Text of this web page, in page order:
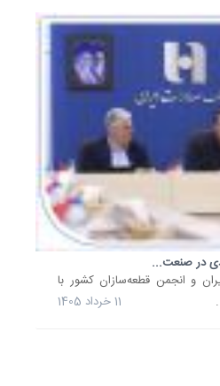
در صنعت...
و انجمن قطعه‌سازان کشور با
11 خرداد 1405